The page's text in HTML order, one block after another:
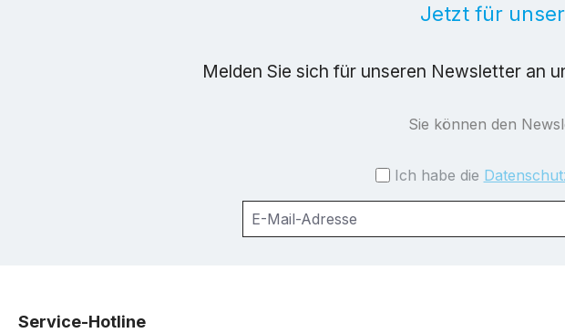
Jetzt für
Melden Sie sich für unseren Newsletter an
Sie können den
Ich habe die
Service-Hotline